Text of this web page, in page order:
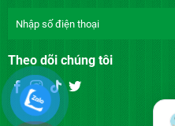
Theo dõi chúng tôi